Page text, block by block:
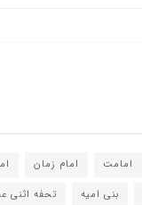
امامت امام زمان
بنی امیه
تحفه اثنی